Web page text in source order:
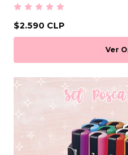
$2.590 CLP
Ver